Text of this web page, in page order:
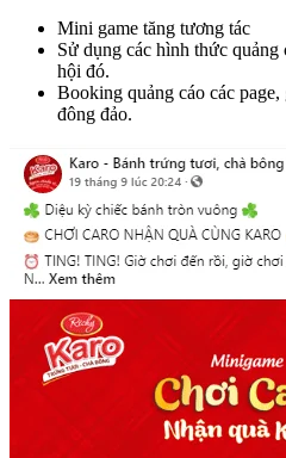
Mini game tăng tương tác
Sử dụng các hình thức quảng
hội đó.
Booking quảng cáo các
đông đảo.